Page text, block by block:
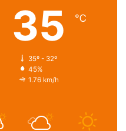
35 ℃
35º - 32º
45%
1.76 km/h